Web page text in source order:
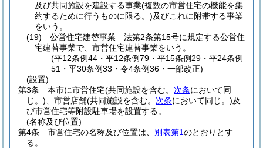
及び共同施設を建設する事業(複数の市営住宅の機能を集
約するために行うものに限る。)及びこれに附帯する事業
をいう。
(19)
公営住宅建替事業 法第2条第15号に規定する公営住
宅建替事業で、市営住宅建替事業をいう。
(平12条例44・平12条例79・平15条例29・平24条例
51・平30条例33・令4条例36・一部改正)
(設置)
第3条
本市に市営住宅(共同施設を含む。 次条において同
じ。) 、市営店舗(共同施設を含む。 次条において同じ。)及
び市営住宅等附設駐車場を設置する。
(名称及び位置)
第4条
市営住宅の名称及び位置は、 別表第1のとおりとす
る。